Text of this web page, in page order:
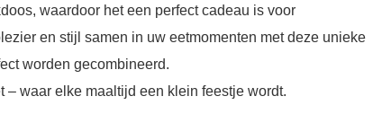
waardoor het een perfect cadeau is voor
en stijl samen in uw eetmomenten met deze unieke
worden gecombineerd.
– waar elke maaltijd een klein feestje wordt.